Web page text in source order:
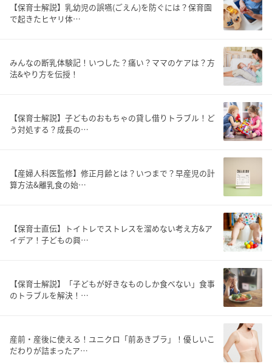
【保育士解説】乳幼児の誤嚥(ごえん)を防ぐには？保育園
で起きたヒヤリ体…
みんなの断乳体験記！いつした？痛い？ママのケアは？方
法&やり方を伝授！
【保育士解説】子どものおもちゃの貸し借りトラブル！ど
う対処する？成長の…
【産婦人科医監修】修正月齢とは？いつまで？早産児の計
算方法&離乳食の始…
【保育士直伝】トイトレでストレスを溜めない考え方&ア
イデア！子どもの興…
【保育士解説】「子どもが好きなものしか食べない」食事
のトラブルを解決！…
産前・産後に使える！ユニクロ「前あきブラ」！優しいこ
だわりが詰まったア…